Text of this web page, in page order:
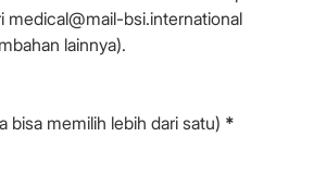
medical@mail-bsi.international
lainnya).
bisa memilih lebih dari satu) *